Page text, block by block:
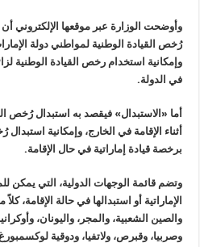
وأوضحت الوزارة عبر موقعها الإلكتروني
رُخص القيادة الوطنية لمواطني دولة
وإمكانية استخدام رخص القيادة الوطنية
في الدولة.
أما «الاستبدال» فيقصد به استبدال رُخص
أثناء الإقامة في الخارج، وإمكانية
برخصة قيادة إماراتية في حال الإقامة.
وتضم قائمة الوجهات الدولية، التي يمكن
الإماراتية أو استبدالها في حالة الإقامة، كلاً
والصين الشعبية، والمجر، واليونان،
وصربيا، وقبرص، ولاتفيا، ودوقية لوكسمبورغ